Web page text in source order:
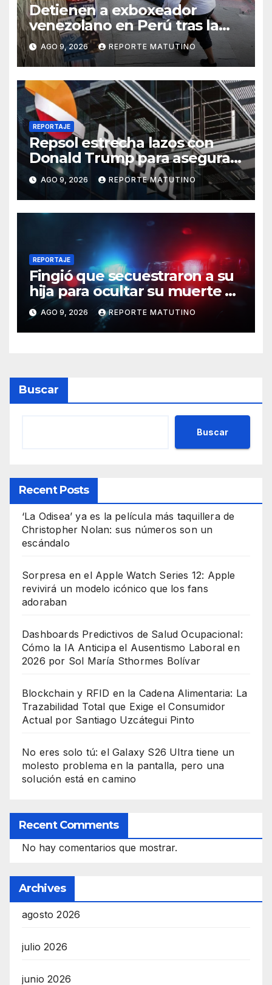
Detienen a exboxeador
venezolano en Perú tras la
muerte de mototaxista
durante una riña
AGO 9, 2026 REPORTE MATUTINO
REPORTAJE
Repsol estrecha lazos con
Donald Trump para asegurar
negocios en Venezuela
AGO 9, 2026 REPORTE MATUTINO
REPORTAJE
Fingió que secuestraron a su
hija para ocultar su muerte y
así la policía descubrió el
engaño
AGO 9, 2026 REPORTE MATUTINO
Buscar
Buscar
Recent Posts
‘La Odisea’ ya es la película más taquillera de
Christopher Nolan: sus números son un
escándalo
Sorpresa en el Apple Watch Series 12: Apple
revivirá un modelo icónico que los fans
adoraban
Dashboards Predictivos de Salud Ocupacional:
Cómo la IA Anticipa el Ausentismo Laboral en
2026 por Sol María Sthormes Bolívar
Blockchain y RFID en la Cadena Alimentaria: La
Trazabilidad Total que Exige el Consumidor
Actual por Santiago Uzcátegui Pinto
No eres solo tú: el Galaxy S26 Ultra tiene un
molesto problema en la pantalla, pero una
solución está en camino
Recent Comments
No hay comentarios que mostrar.
Archives
agosto 2026
julio 2026
junio 2026